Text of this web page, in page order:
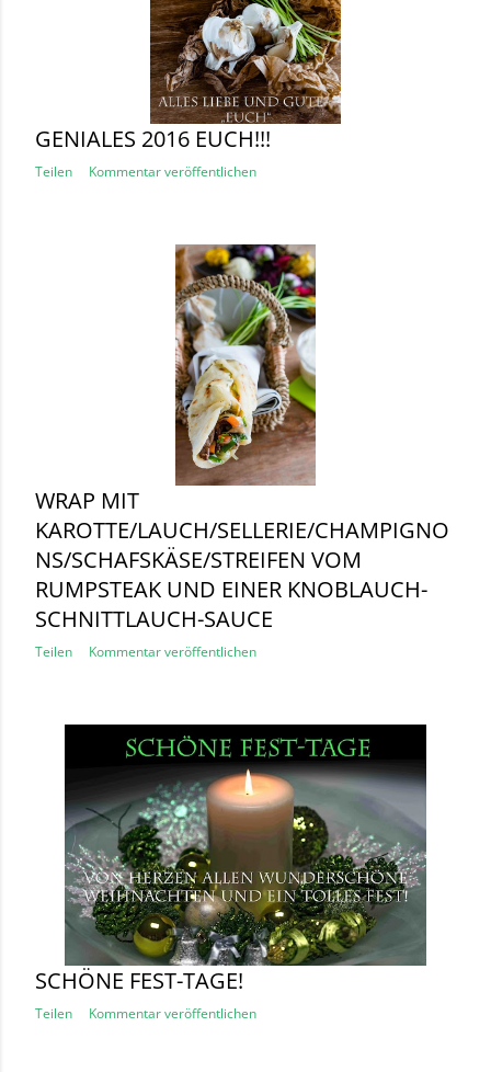
GENIALES 2016 EUCH!!!
Teilen Kommentar veröffentlichen
WRAP MIT
KAROTTE/LAUCH/SELLERIE/CHAMPIGNO
NS/SCHAFSKÄSE/STREIFEN VOM
RUMPSTEAK UND EINER KNOBLAUCH-
SCHNITTLAUCH-SAUCE
Teilen Kommentar veröffentlichen
SCHÖNE FEST-TAGE!
Teilen Kommentar veröffentlichen